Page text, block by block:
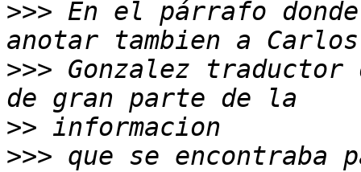
>>> En el párrafo donde
>>> Gonzalez
>>
>>> que se encontraba